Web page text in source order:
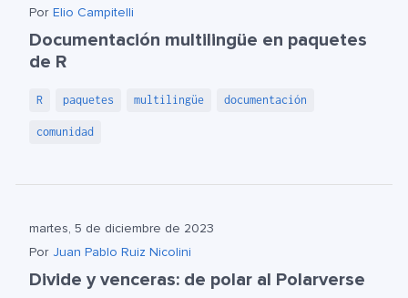
Por Elio Campitelli
Documentación multilingüe en paquetes
de R
R paquetes multilingüe documentación
comunidad
martes, 5 de diciembre de 2023
Por Juan Pablo Ruiz Nicolini
Divide y venceras: de polar al Polarverse